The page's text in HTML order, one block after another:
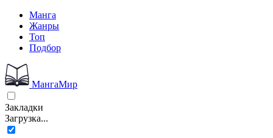
Манга
Жанры
Топ
Подбор
МангаМир
Закладки
Загрузка...